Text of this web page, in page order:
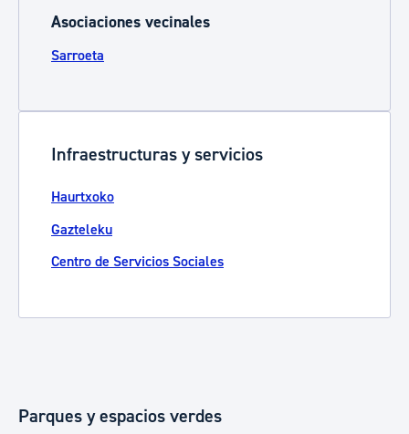
Asociaciones vecinales
Sarroeta
Infraestructuras y servicios
Haurtxoko
Gazteleku
Centro de Servicios Sociales
Parques y espacios verdes